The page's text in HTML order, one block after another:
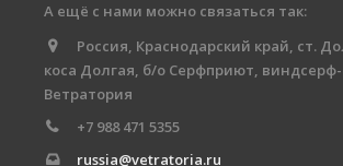
А ещё с нами можно связаться так:
Россия, Краснодарский край, ст.
коса Долгая, б/о Серфприют,
Ветратория
+7 988 471 5355
russia@vetratoria.ru